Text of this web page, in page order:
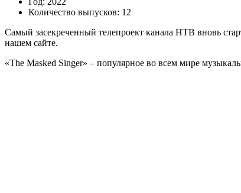
Количество выпусков: 12
Самый засекреченный телепроект канала НТВ вновь
нашем сайте.
«The Masked Singer» – популярное во всем мире